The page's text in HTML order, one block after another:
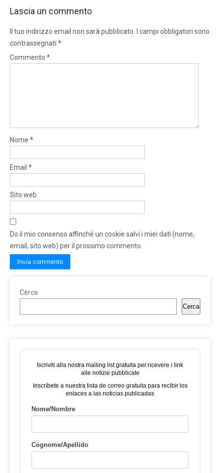
Lascia un commento
Il tuo indirizzo email non sarà pubblicato.
I campi obbligatori sono
contrassegnati *
Commento *
Nome *
Email *
Sito web
Do il mio consenso affinché un cookie salvi i miei dati (nome,
email, sito web) per il prossimo commento.
Cerca
Cerca
Iscriviti alla nostra mailing list gratuita per ricevere i link
alle notizie pubblicate
Inscríbete a nuestra lista de correo gratuita para recibir los
enlaces a las noticias publicadas
Nome/Nombre
Cognome/Apellido